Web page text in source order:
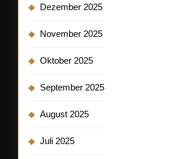
Dezember 2025
November 2025
Oktober 2025
September 2025
August 2025
Juli 2025